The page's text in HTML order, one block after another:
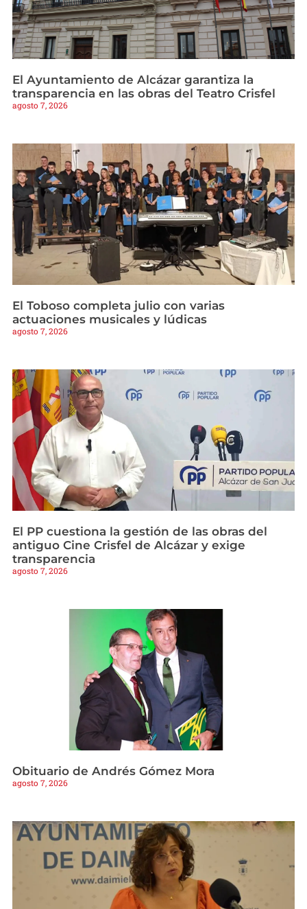
El Ayuntamiento de Alcázar garantiza la
transparencia en las obras del Teatro Crisfel
agosto 7, 2026
El Toboso completa julio con varias
actuaciones musicales y lúdicas
agosto 7, 2026
El PP cuestiona la gestión de las obras del
antiguo Cine Crisfel de Alcázar y exige
transparencia
agosto 7, 2026
Obituario de Andrés Gómez Mora
agosto 7, 2026